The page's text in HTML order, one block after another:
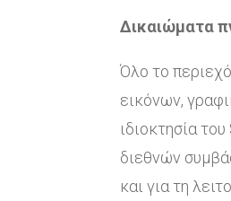
Δικαιώματα
Όλο το
εικόνων,
ιδιοκτησία
διεθνών
και για τη